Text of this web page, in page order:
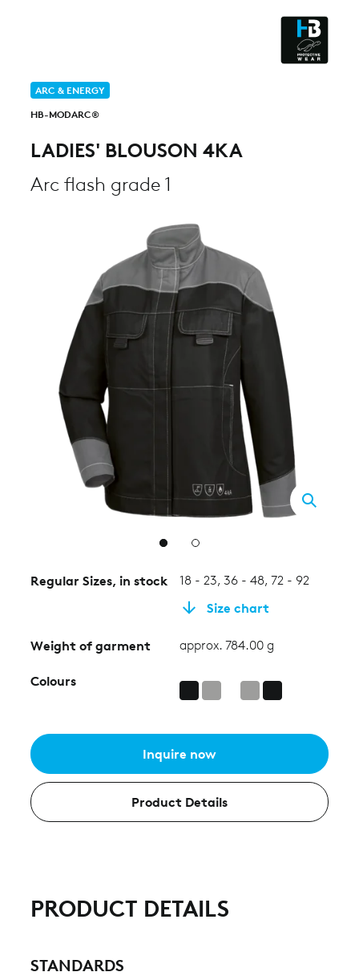
ARC & ENERGY
HB-MODARC®
LADIES' BLOUSON 4KA
Arc flash grade 1
Regular Sizes, in stock 18 - 23, 36 - 48, 72 - 92
Size chart
Weight of garment approx. 784.00 g
Colours
Inquire now
Product Details
PRODUCT DETAILS
STANDARDS